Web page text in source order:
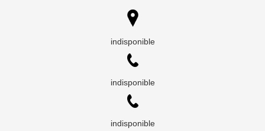
indisponible
indisponible
indisponible